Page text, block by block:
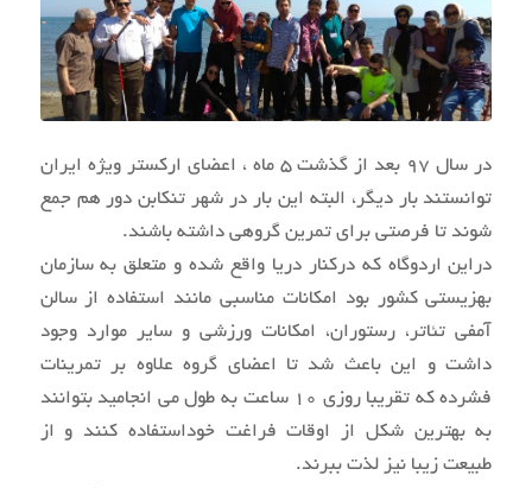
در سال 97 بعد از گذشت 5 ماه ، اعضای ارکستر ویژه ایران
توانستند بار دیگر، البته این بار در شهر تنکابن دور هم جمع
شوند تا فرصتی برای تمرین گروهی داشته باشند.
دراین اردوگاه که درکنار دریا واقع شده و متعلق به سازمان
بهزیستی کشور بود امکانات مناسبی مانند استفاده از سالن
آمفی تئاتر، رستوران، امکانات ورزشی و سایر موارد وجود
داشت و این باعث شد تا اعضای گروه علاوه بر تمرینات
فشرده که تقریبا روزی 10 ساعت به طول می انجامید بتوانند
به بهترین شکل از اوقات فراغت خوداستفاده کنند و از
طبیعت زیبا نیز لذت ببرند.